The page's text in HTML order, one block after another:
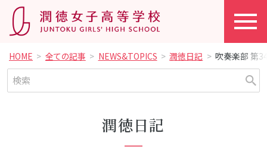
HOME 全ての記事 NEWS&TOPICS 潤徳日記 吹奏楽部 第
潤徳日記